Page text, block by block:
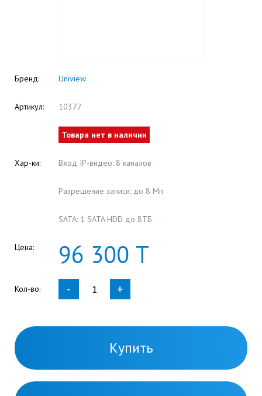
Бренд: Uniview
Артикул: 10377
Товара нет в наличии
Хар-ки: Вход IP-видео: 8 каналов
Разрешение записи: до 8 Mп
SATA: 1 SATA HDD до 8ТБ
Цена: 96 300 Т
Кол-во: - +
Купить